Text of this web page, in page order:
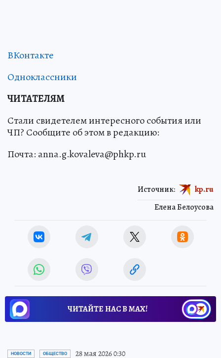
ВКонтакте
Одноклассники
ЧИТАТЕЛЯМ
Стали свидетелем интересного события или
ЧП? Сообщите об этом в редакцию:
Почта: anna.g.kovaleva@phkp.ru
Елена Белоусова
Источник: kp.ru
ЧИТАЙТЕ НАС В МАХ!
НОВОСТИ ОБЩЕСТВО 28 мая 2026 0:30